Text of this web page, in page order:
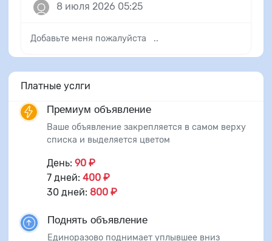
8 июля 2026 05:25
Добавьте меня пожалуйста ..
Платные услги
Премиум объявление
Ваше объявление закрепляется в самом верху
списка и выделяется цветом
День: 90 ₽
7 дней: 400 ₽
30 дней: 800 ₽
Поднять объявление
Единоразово поднимает уплывшее вниз